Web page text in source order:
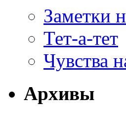
Заметки
Тет-а-тет
Чувства
Архивы